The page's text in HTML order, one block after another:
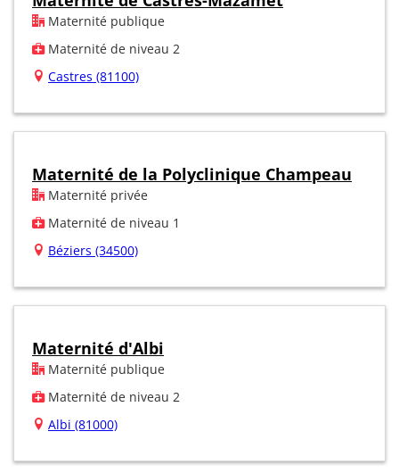
Maternité publique
Maternité de niveau 2
Castres (81100)
Maternité de la Polyclinique Champeau
Maternité privée
Maternité de niveau 1
Béziers (34500)
Maternité d'Albi
Maternité publique
Maternité de niveau 2
Albi (81000)